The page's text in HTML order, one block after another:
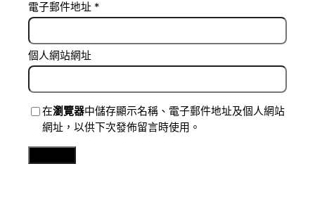
電子郵件地址 *
個人網站網址
在瀏覽器中儲存顯示名稱、電子郵件地址及個人網站
網址，以供下次發佈留言時使用。